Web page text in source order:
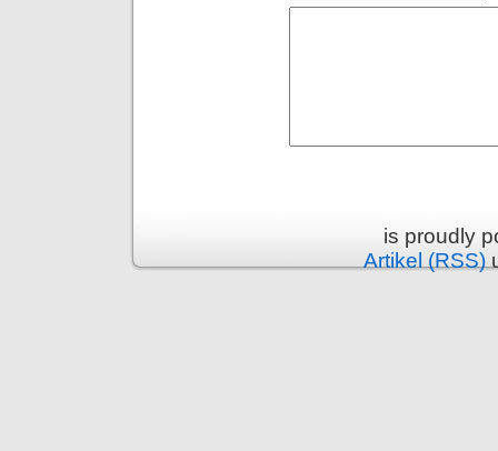
is proudly
Artikel (RSS)